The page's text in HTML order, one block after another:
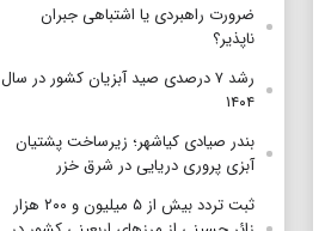
ضرورت راهبردی یا اشتباهی جبران
ناپذیر؟
رشد ۷ درصدی صید آبزیان کشور در سال
۱۴۰۴
بندر صیادی کیاشهر؛ زیرساخت پشتیان
آبزی پروری دریایی در شرق خزر
ثبت تردد بیش از ۵ میلیون و ۲۰۰ هزار